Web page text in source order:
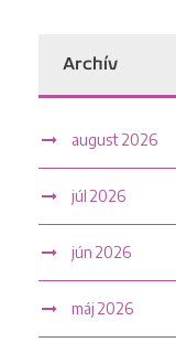
Archív
august 2026
júl 2026
jún 2026
máj 2026